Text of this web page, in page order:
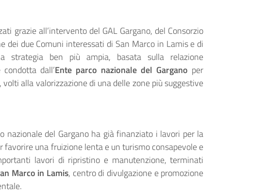
grazie all’intervento del GAL Gargano, del Consorzio
dei due Comuni interessati di San Marco in Lamis e di
strategia ben più ampia, basata sulla relazione
dall’Ente parco nazionale del Gargano per
alla valorizzazione di una delle zone più suggestive
nazionale del Gargano ha già finanziato i lavori per la
favorire una fruizione lenta e un turismo consapevole e
lavori di ripristino e manutenzione, terminati
Marco in Lamis, centro di divulgazione e promozione